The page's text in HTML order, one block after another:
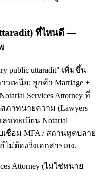
ที่ไหนดี —
public uttaradit" เพิ่มขึ้น
วเหนือ; ลูกค้า Marriage +
Services Attorney ที่
าทนายความ (Lawyers
ลขทะเบียน Notarial
ชื่อม MFA / สถานทูตปลาย
ม่ต้องวิ่งเอกสารเอง.
Attorney (ไม่ใช่ทนาย